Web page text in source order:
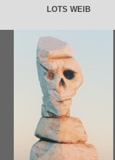
LOTS WEIB